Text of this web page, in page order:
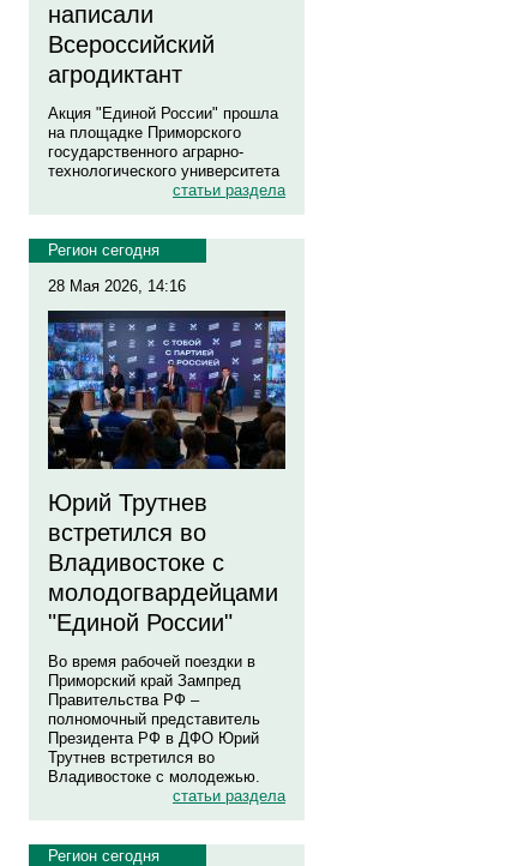
написали
Всероссийский
агродиктант
Акция "Единой России" прошла
на площадке Приморского
государственного аграрно-
технологического университета
статьи раздела
Регион сегодня
28 Мая 2026, 14:16
Юрий Трутнев
встретился во
Владивостоке с
молодогвардейцами
"Единой России"
Во время рабочей поездки в
Приморский край Зампред
Правительства РФ –
полномочный представитель
Президента РФ в ДФО Юрий
Трутнев встретился во
Владивостоке с молодежью.
статьи раздела
Регион сегодня